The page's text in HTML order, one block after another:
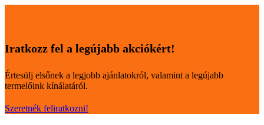
Iratkozz fel a legújabb akciókért!
Értesülj elsőnek a legjobb ajánlatokról, valamint a legújabb
termelőink kínálatáról.
Szeretnék feliratkozni!